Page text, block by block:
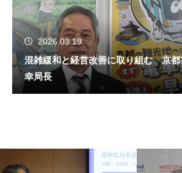
2026.03.19
混雑緩和と経営改善に取り組む 京都
幸局長